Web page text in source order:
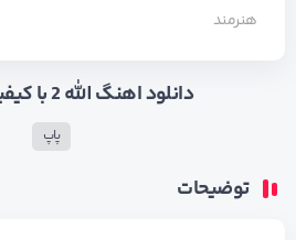
هنرمند
دانلود اهنگ الله 2 با کیفیت 128 و 320
پاپ
توضیحات